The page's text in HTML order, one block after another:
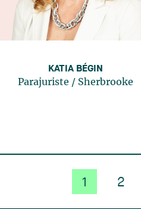
KATIA BÉGIN
Parajuriste / Sherbrooke
1 2